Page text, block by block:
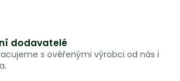
dodavatelé
s ověřenými výrobci od nás i